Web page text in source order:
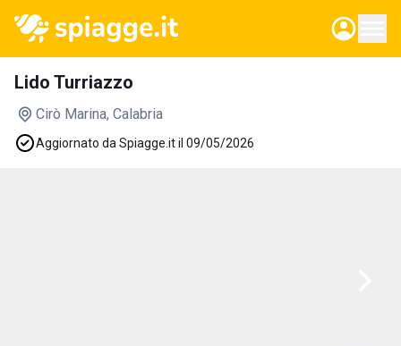
Lido Turriazzo
Cirò Marina, Calabria
Aggiornato da Spiagge.it il 09/05/2026